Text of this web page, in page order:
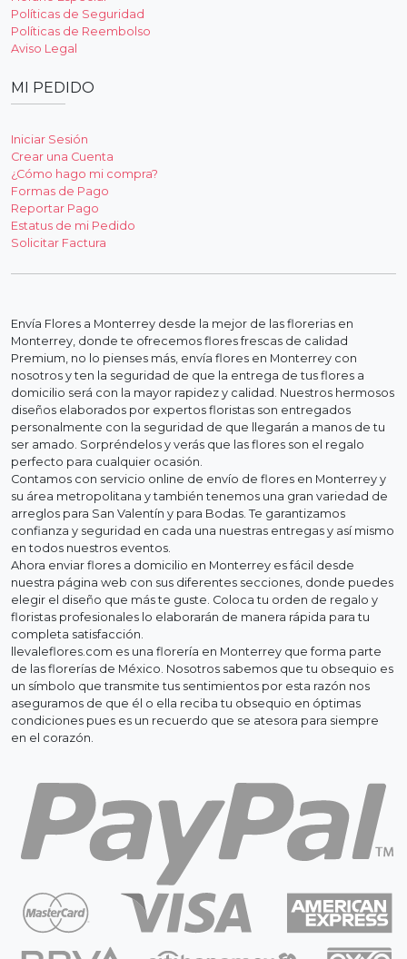
Políticas de Seguridad
Políticas de Reembolso
Aviso Legal
MI PEDIDO
Iniciar Sesión
Crear una Cuenta
¿Cómo hago mi compra?
Formas de Pago
Reportar Pago
Estatus de mi Pedido
Solicitar Factura
Envía Flores a Monterrey desde la mejor de las florerias en
Monterrey, donde te ofrecemos flores frescas de calidad
Premium, no lo pienses más, envía flores en Monterrey con
nosotros y ten la seguridad de que la entrega de tus flores a
domicilio será con la mayor rapidez y calidad. Nuestros hermosos
diseños elaborados por expertos floristas son entregados
personalmente con la seguridad de que llegarán a manos de tu
ser amado. Sorpréndelos y verás que las flores son el regalo
perfecto para cualquier ocasión.
Contamos con servicio online de envío de flores en Monterrey y
su área metropolitana y también tenemos una gran variedad de
arreglos para San Valentín y para Bodas. Te garantizamos
confianza y seguridad en cada una nuestras entregas y así mismo
en todos nuestros eventos.
Ahora enviar flores a domicilio en Monterrey es fácil desde
nuestra página web con sus diferentes secciones, donde puedes
elegir el diseño que más te guste. Coloca tu orden de regalo y
floristas profesionales lo elaborarán de manera rápida para tu
completa satisfacción.
llevaleflores.com es una florería en Monterrey que forma parte
de las florerías de México. Nosotros sabemos que tu obsequio es
un símbolo que transmite tus sentimientos por esta razón nos
aseguramos de que él o ella reciba tu obsequio en óptimas
condiciones pues es un recuerdo que se atesora para siempre
en el corazón.